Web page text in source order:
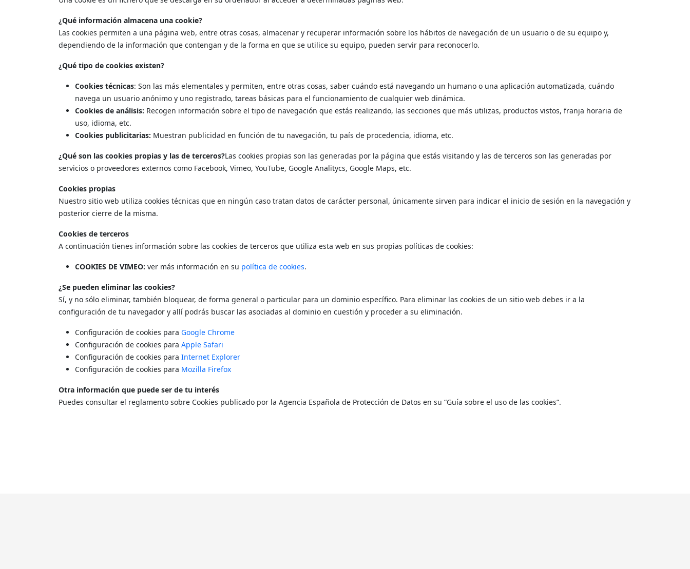
¿Qué información almacena una cookie?
Las cookies permiten a una página web, entre otras cosas, almacenar y recuperar información sobre los hábitos de navegación de un usuario o de su equipo y,
dependiendo de la información que contengan y de la forma en que se utilice su equipo, pueden servir para reconocerlo.
¿Qué tipo de cookies existen?
Cookies técnicas: Son las más elementales y permiten, entre otras cosas, saber cuándo está navegando un humano o una aplicación automatizada, cuándo
navega un usuario anónimo y uno registrado, tareas básicas para el funcionamiento de cualquier web dinámica.
Cookies de análisis: Recogen información sobre el tipo de navegación que estás realizando, las secciones que más utilizas, productos vistos, franja horaria de
uso, idioma, etc.
Cookies publicitarias: Muestran publicidad en función de tu navegación, tu país de procedencia, idioma, etc.
¿Qué son las cookies propias y las de terceros?Las cookies propias son las generadas por la página que estás visitando y las de terceros son las generadas por
servicios o proveedores externos como Facebook, Vimeo, YouTube, Google Analitycs, Google Maps, etc.
Cookies propias
Nuestro sitio web utiliza cookies técnicas que en ningún caso tratan datos de carácter personal, únicamente sirven para indicar el inicio de sesión en la navegación y
posterior cierre de la misma.
Cookies de terceros
A continuación tienes información sobre las cookies de terceros que utiliza esta web en sus propias políticas de cookies:
COOKIES DE VIMEO: ver más información en su política de cookies.
¿Se pueden eliminar las cookies?
Sí, y no sólo eliminar, también bloquear, de forma general o particular para un dominio específico. Para eliminar las cookies de un sitio web debes ir a la
configuración de tu navegador y allí podrás buscar las asociadas al dominio en cuestión y proceder a su eliminación.
Configuración de cookies para Google Chrome
Configuración de cookies para Apple Safari
Configuración de cookies para Internet Explorer
Configuración de cookies para Mozilla Firefox
Otra información que puede ser de tu interés
Puedes consultar el reglamento sobre Cookies publicado por la Agencia Española de Protección de Datos en su “Guía sobre el uso de las cookies”.